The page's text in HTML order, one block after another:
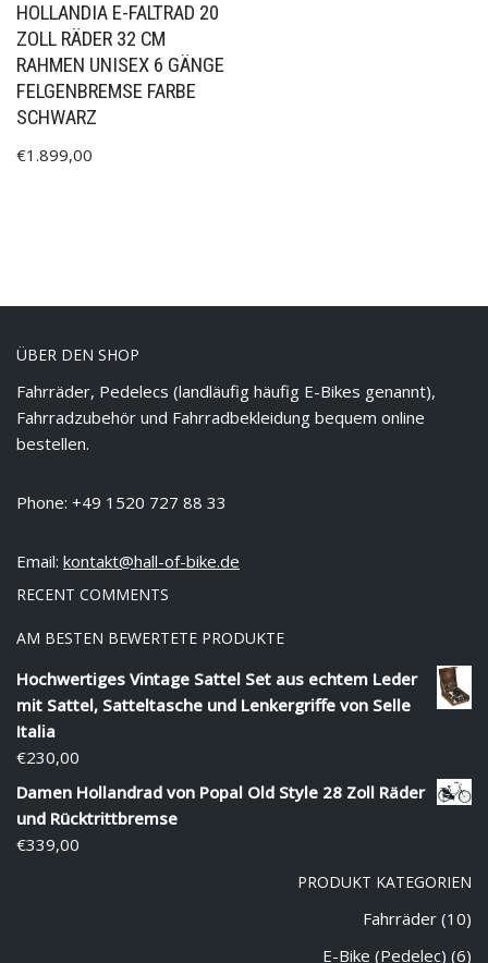
HOLLANDIA E-FALTRAD 20
ZOLL RÄDER 32 CM
RAHMEN UNISEX 6 GÄNGE
FELGENBREMSE FARBE
SCHWARZ
€1.899,00
ÜBER DEN SHOP
Fahrräder, Pedelecs (landläufig häufig E-Bikes genannt),
Fahrradzubehör und Fahrradbekleidung bequem online
bestellen.
Phone: +49 1520 727 88 33
Email: kontakt@hall-of-bike.de
RECENT COMMENTS
AM BESTEN BEWERTETE PRODUKTE
Hochwertiges Vintage Sattel Set aus echtem Leder
mit Sattel, Satteltasche und Lenkergriffe von Selle
Italia
€230,00
Damen Hollandrad von Popal Old Style 28 Zoll Räder
und Rücktrittbremse
€339,00
PRODUKT KATEGORIEN
Fahrräder (10)
E-Bike (Pedelec) (6)